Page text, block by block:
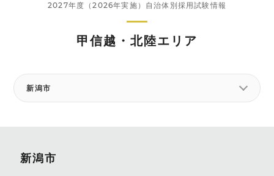
2027年度（2026年実施）自治体別採用試験情報
甲信越・北陸エリア
新潟市
新潟市